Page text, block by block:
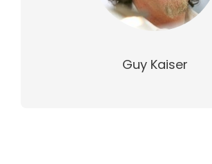
Guy Kaiser